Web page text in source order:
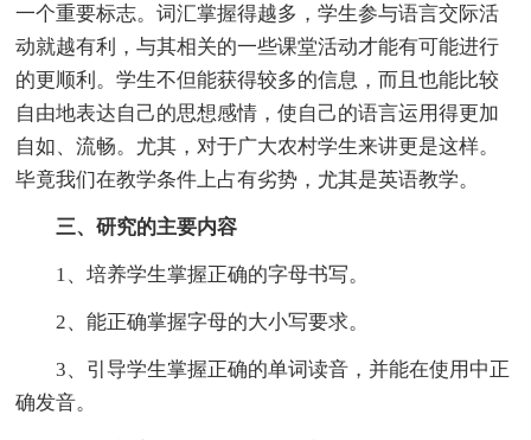
一个重要标志。词汇掌握得越多，学生参与语言交际活
动就越有利，与其相关的一些课堂活动才能有可能进行
的更顺利。学生不但能获得较多的信息，而且也能比较
自由地表达自己的思想感情，使自己的语言运用得更加
自如、流畅。尤其，对于广大农村学生来讲更是这样。
毕竟我们在教学条件上占有劣势，尤其是英语教学。
三、研究的主要内容
1、培养学生掌握正确的字母书写。
2、能正确掌握字母的大小写要求。
3、引导学生掌握正确的单词读音，并能在使用中正
确发音。